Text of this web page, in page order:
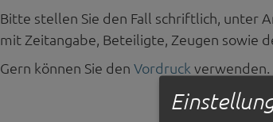
Bitte stellen Sie den Fall schriftlich, unter
mit Zeitangabe, Beteiligte, Zeugen sowie
Gern können Sie den Vordruck verwenden.